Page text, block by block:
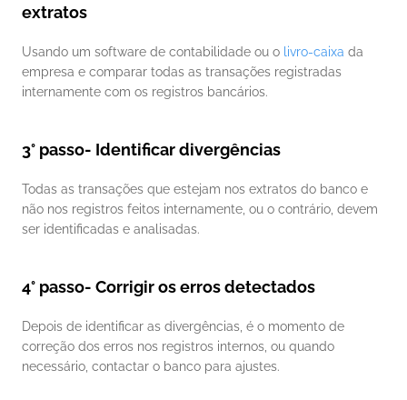
extratos
Usando um software de contabilidade ou o livro-caixa da
empresa e comparar todas as transações registradas
internamente com os registros bancários.
3° passo- Identificar divergências
Todas as transações que estejam nos extratos do banco e
não nos registros feitos internamente, ou o contrário, devem
ser identificadas e analisadas.
4° passo- Corrigir os erros detectados
Depois de identificar as divergências, é o momento de
correção dos erros nos registros internos, ou quando
necessário, contactar o banco para ajustes.